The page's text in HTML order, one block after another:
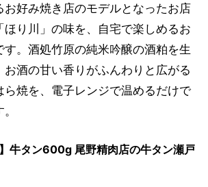
お好み焼き店のモデルとなったお店
ほり川」の味を、自宅で楽しめるお
。酒処竹原の純米吟醸の酒粕を生
酒の甘い香りがふんわりと広がる
ら焼を、電子レンジで温めるだけで
】牛タン600g 尾野精肉店の牛タン瀬戸